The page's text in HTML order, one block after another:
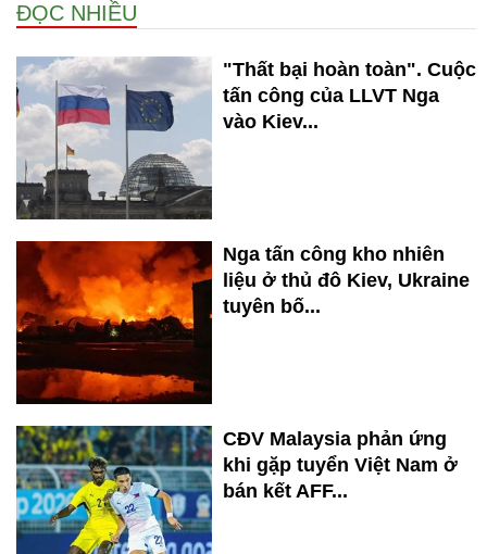
ĐỌC NHIỀU
"Thất bại hoàn toàn". Cuộc
tấn công của LLVT Nga
vào Kiev...
Nga tấn công kho nhiên
liệu ở thủ đô Kiev, Ukraine
tuyên bố...
CĐV Malaysia phản ứng
khi gặp tuyển Việt Nam ở
bán kết AFF...